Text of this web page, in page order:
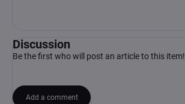
Discussion
Be the first who will post an article to this item!
Add a comment